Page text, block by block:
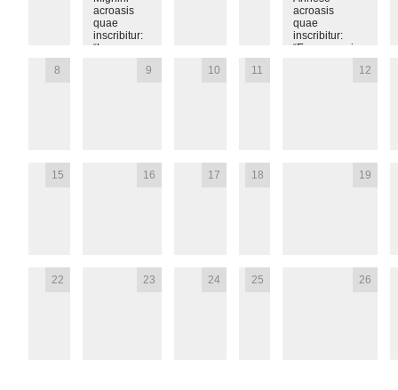
acroasis
quae
inscribitur:
“La
questione
acroasis
quae
inscribitur:
“Erasmo in
8 9 10 11 12
15 16 17 18 19
22 23 24 25 26